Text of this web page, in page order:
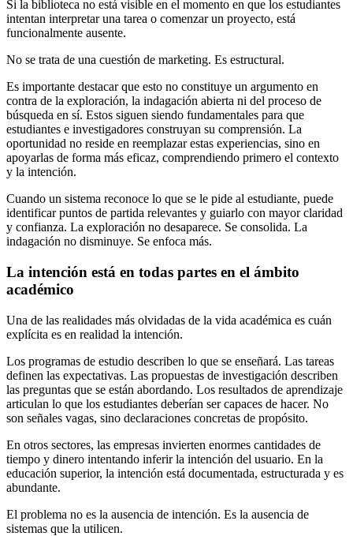
Si la biblioteca no está visible en el momento en que los estudiantes
intentan interpretar una tarea o comenzar un proyecto, está
funcionalmente ausente.
No se trata de una cuestión de marketing. Es estructural.
Es importante destacar que esto no constituye un argumento en
contra de la exploración, la indagación abierta ni del proceso de
búsqueda en sí. Estos siguen siendo fundamentales para que
estudiantes e investigadores construyan su comprensión. La
oportunidad no reside en reemplazar estas experiencias, sino en
apoyarlas de forma más eficaz, comprendiendo primero el contexto
y la intención.
Cuando un sistema reconoce lo que se le pide al estudiante, puede
identificar puntos de partida relevantes y guiarlo con mayor claridad
y confianza. La exploración no desaparece. Se consolida. La
indagación no disminuye. Se enfoca más.
La intención está en todas partes en el ámbito
académico
Una de las realidades más olvidadas de la vida académica es cuán
explícita es en realidad la intención.
Los programas de estudio describen lo que se enseñará. Las tareas
definen las expectativas. Las propuestas de investigación describen
las preguntas que se están abordando. Los resultados de aprendizaje
articulan lo que los estudiantes deberían ser capaces de hacer. No
son señales vagas, sino declaraciones concretas de propósito.
En otros sectores, las empresas invierten enormes cantidades de
tiempo y dinero intentando inferir la intención del usuario. En la
educación superior, la intención está documentada, estructurada y es
abundante.
El problema no es la ausencia de intención. Es la ausencia de
sistemas que la utilicen.